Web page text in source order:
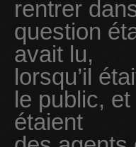
rentrer
question
avait lu,
lorsqu’il
le public,
étaient